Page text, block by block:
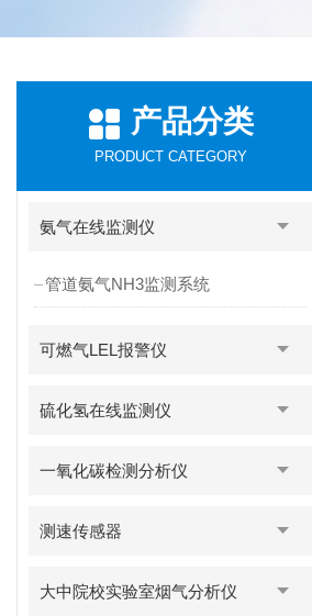
产品分类
PRODUCT CATEGORY
氨气在线监测仪
管道氨气NH3监测系统
可燃气LEL报警仪
硫化氢在线监测仪
一氧化碳检测分析仪
测速传感器
大中院校实验室烟气分析仪